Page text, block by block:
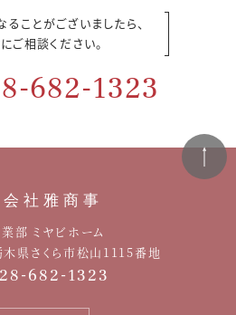
ことがございましたら、
ご相談ください。
682-1323
社雅商事
部 ミヤビホーム
県さくら市松山1115番地
682-1323